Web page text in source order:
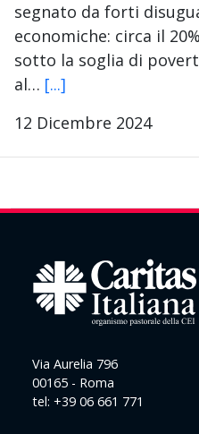
segnato da forti
economiche: circa il
sotto la soglia di
al… [...]
12 Dicembre 2024
Via Aurelia 796
00165 - Roma
tel: +39 06 661 771